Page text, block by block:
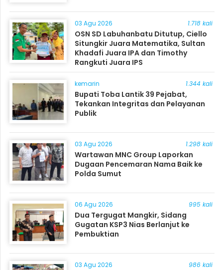
03 Agu 2026 1.718 kali
OSN SD Labuhanbatu Ditutup, Ciello
Situngkir Juara Matematika, Sultan
Khadafi Juara IPA dan Timothy
Rangkuti Juara IPS
kemarin 1.344 kali
Bupati Toba Lantik 39 Pejabat,
Tekankan Integritas dan Pelayanan
Publik
03 Agu 2026 1.298 kali
Wartawan MNC Group Laporkan
Dugaan Pencemaran Nama Baik ke
Polda Sumut
06 Agu 2026 995 kali
Dua Tergugat Mangkir, Sidang
Gugatan KSP3 Nias Berlanjut ke
Pembuktian
03 Agu 2026 986 kali